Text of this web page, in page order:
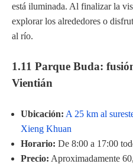
está iluminada. Al finalizar la
explorar los alrededores o
al río.
1.11 Parque Buda:
Vientián
Ubicación: A 25 km al
Xieng Khuan
Horario: De 8:00 a 17:00
Precio: Aproximadamente